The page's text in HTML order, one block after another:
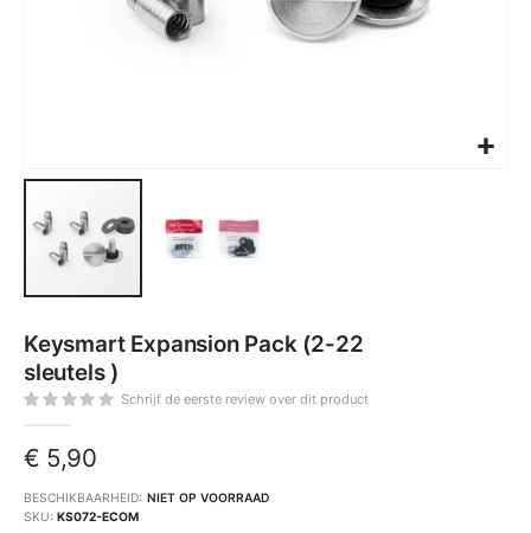
het
begin
van
de
afbeeldingen-
gallerij
Keysmart Expansion Pack (2-22
sleutels )
Schrijf de eerste review over dit product
€ 5,90
BESCHIKBAARHEID: NIET OP VOORRAAD
SKU KS072-ECOM